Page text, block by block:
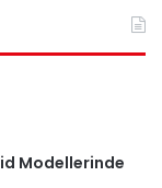
Modellerinde